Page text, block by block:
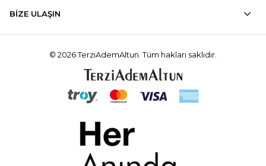
BİZE ULAŞIN
© 2026 TerziAdemAltun. Tüm hakları saklıdır.